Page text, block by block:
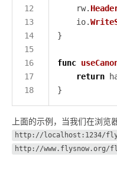
13
14
15
16
17
18
	rw.
	io.
func
return
上面的示例，当我们在浏览
http://localhost:1234/
http://www.flysnow.org/